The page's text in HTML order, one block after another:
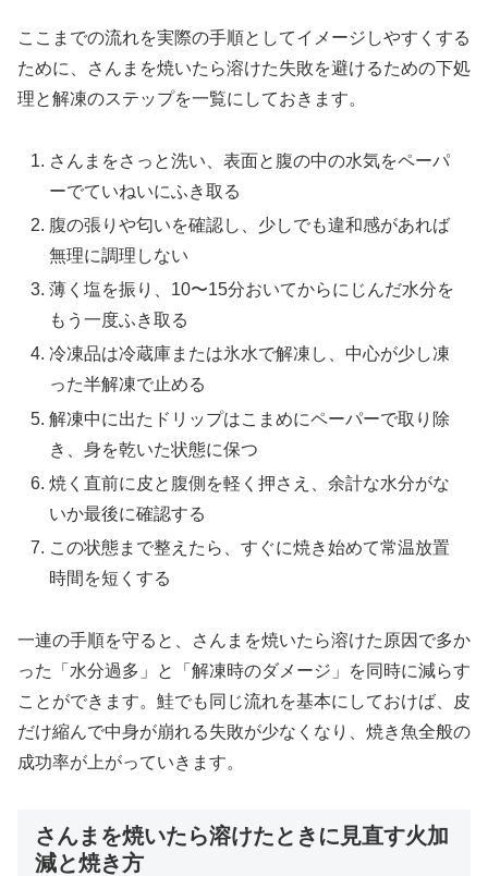
ここまでの流れを実際の手順としてイメージしやすくする
ために、さんまを焼いたら溶けた失敗を避けるための下処
理と解凍のステップを一覧にしておきます。
さんまをさっと洗い、表面と腹の中の水気をペーパ
ーでていねいにふき取る
腹の張りや匂いを確認し、少しでも違和感があれば
無理に調理しない
薄く塩を振り、10〜15分おいてからにじんだ水分を
もう一度ふき取る
冷凍品は冷蔵庫または氷水で解凍し、中心が少し凍
った半解凍で止める
解凍中に出たドリップはこまめにペーパーで取り除
き、身を乾いた状態に保つ
焼く直前に皮と腹側を軽く押さえ、余計な水分がな
いか最後に確認する
この状態まで整えたら、すぐに焼き始めて常温放置
時間を短くする
一連の手順を守ると、さんまを焼いたら溶けた原因で多か
った「水分過多」と「解凍時のダメージ」を同時に減らす
ことができます。鮭でも同じ流れを基本にしておけば、皮
だけ縮んで中身が崩れる失敗が少なくなり、焼き魚全般の
成功率が上がっていきます。
さんまを焼いたら溶けたときに見直す火加
減と焼き方